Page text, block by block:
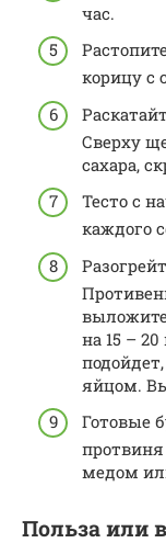
час.
корицу с
Сверху
сахара,
Тесто с
каждого
выложите
на 15 –
яйцом.
Готовые
медом
Польза или